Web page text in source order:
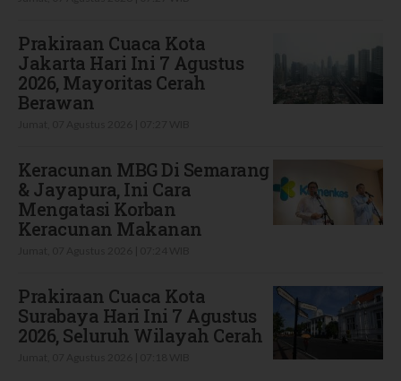
Prakiraan Cuaca Kota
Jakarta Hari Ini 7 Agustus
2026, Mayoritas Cerah
Berawan
Keracunan MBG Di Semarang
& Jayapura, Ini Cara
Mengatasi Korban
Keracunan Makanan
Prakiraan Cuaca Kota
Surabaya Hari Ini 7 Agustus
2026, Seluruh Wilayah Cerah